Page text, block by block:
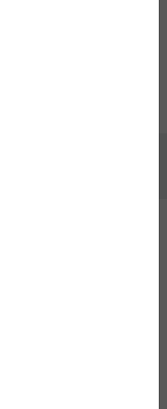
érhetők el:
| Résszellőztetős